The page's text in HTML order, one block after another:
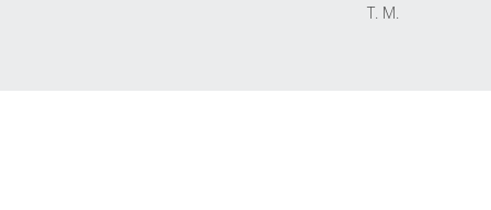
T. M.